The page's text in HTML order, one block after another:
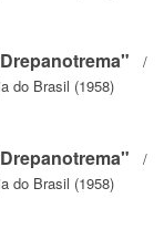
/
do Brasil (1958)
/
do Brasil (1958)